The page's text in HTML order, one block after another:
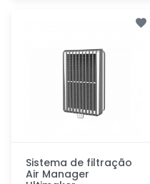
Sistema de filtração
Air Manager